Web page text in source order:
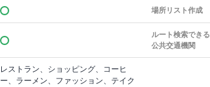
場所リスト作成
ルート検索できる
公共交通機関
レストラン、ショッピング、コーヒ
ー、ラーメン、ファッション、テイク